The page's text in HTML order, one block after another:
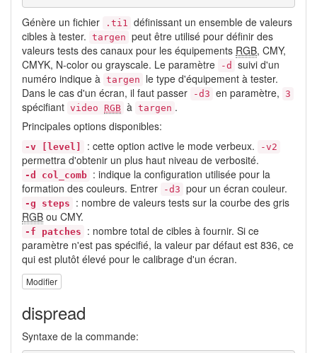
Génère un fichier .ti1
définissant un ensemble de valeurs
cibles à tester. targen peut être utilisé pour définir des
valeurs tests des canaux pour les équipements RGB, CMY,
CMYK, N-color ou grayscale. Le paramètre
-d
suivi d'un
numéro indique à targen
le type d'équipement à tester.
Dans le cas d'un écran, il faut passer
-d3 en paramètre, 3
spécifiant video RGB à targen .
Principales options disponibles:
-v [level] : cette option active le mode verbeux. -v2
permettra d'obtenir un plus haut niveau de verbosité.
-d col_comb : indique la configuration utilisée pour la
formation des couleurs. Entrer
-d3 pour un écran couleur.
-g steps
: nombre de valeurs tests sur la courbe des gris
RGB ou CMY.
-f patches
: nombre total de cibles à fournir. Si ce
paramètre n'est pas spécifié, la valeur par défaut est 836, ce
qui est plutôt élevé pour le calibrage d'un écran.
Modifier
dispread
Syntaxe de la commande: